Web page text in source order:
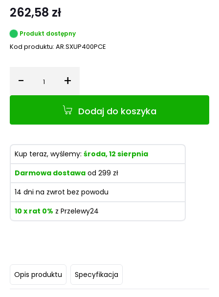
Opis produktu Specyfikacja
262,58 zł
Produkt dostępny
Kod produktu: AR.SXUP400PCE
- Ilość +
Dodaj do koszyka
Kup teraz, wyślemy: środa, 12 sierpnia
Darmowa dostawa od 299 zł
14 dni na zwrot bez powodu
10 x rat 0% z Przelewy24